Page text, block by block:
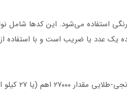
استفاده می‌شود. این کدها شامل
یک عدد یا ضریب است و با استفاده
کیلو اهم) با دقت ±۵٪ دارد.